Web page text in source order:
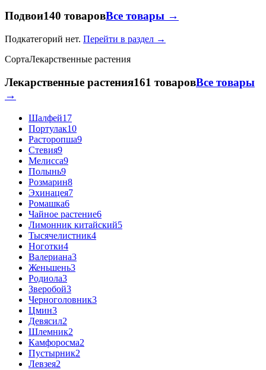
Подвои140 товаровВсе товары →
Подкатегорий нет. Перейти в раздел →
СортаЛекарственные растения
Лекарственные растения161 товаровВсе товары
→
Шалфей17
Портулак10
Расторопша9
Стевия9
Мелисса9
Полынь9
Розмарин8
Эхинацея7
Ромашка6
Чайное растение6
Лимонник китайский5
Тысячелистник4
Ноготки4
Валериана3
Женьшень3
Родиола3
Зверобой3
Черноголовник3
Цмин3
Девясил2
Шлемник2
Камфоросма2
Пустырник2
Левзея2